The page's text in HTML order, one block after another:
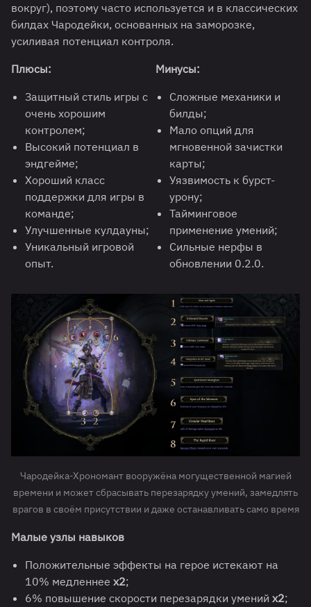
вокруг), поэтому часто используется и в классических
билдах Чародейки, основанных на заморозке,
усиливая потенциал контроля.
Плюсы:
Защитный стиль игры с
очень хорошим
контролем;
Высокий потенциал в
эндгейме;
Хороший класс
поддержки для игры в
команде;
Улучшенные кулдауны;
Уникальный игровой
опыт.
Минусы:
Сложные механики и
билды;
Мало опций для
мгновенной зачистки
карты;
Уязвимость к бурст-
урону;
Тайминговое
применение умений;
Сильные нерфы в
обновлении 0.2.0.
Чародейка-Хрономант вооружёна могущественной магией
времени и может сбрасывать перезарядку умений, замедлять
врагов в своём присутствии и даже останавливать само время
Малые узлы навыков
Положительные эффекты на герое истекают на
10% медленнее x2;
6% повышение скорости перезарядки умений x2;